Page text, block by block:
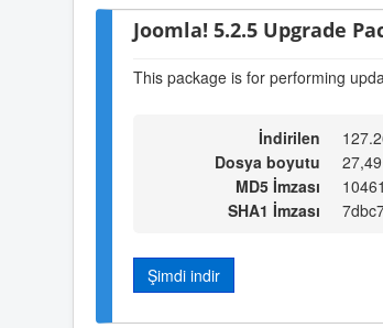
Joomla! 5.2.5 Upgrade
This package is for performing
İndirilen
Dosya boyutu
MD5 İmzası
SHA1 İmzası
Şimdi indir